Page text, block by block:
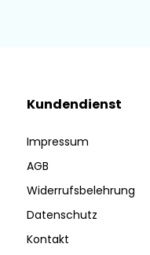
Kundendienst
Impressum
AGB
Widerrufsbelehrung
Datenschutz
Kontakt